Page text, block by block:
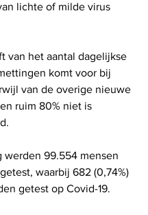
lichte of milde virus
van het aantal dagelijkse
komt voor bij
van de overige nieuwe
ruim 80% niet is
werden 99.554 mensen
waarbij 682 (0,74%)
getest op Covid-19.